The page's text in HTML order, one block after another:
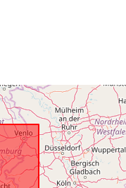
uriRef:
Prawa dostępu: